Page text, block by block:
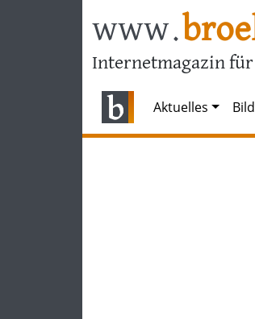
www.
Internetmagazin
Aktuelles